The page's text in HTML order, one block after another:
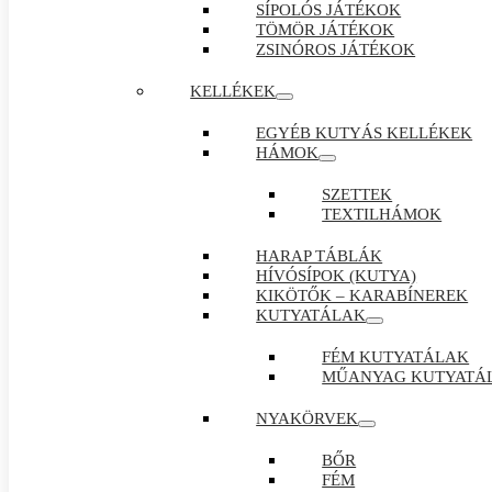
SÍPOLÓS JÁTÉKOK
TÖMÖR JÁTÉKOK
ZSINÓROS JÁTÉKOK
KELLÉKEK
EGYÉB KUTYÁS KELLÉKEK
HÁMOK
SZETTEK
TEXTILHÁMOK
HARAP TÁBLÁK
HÍVÓSÍPOK (KUTYA)
KIKÖTŐK – KARABÍNEREK
KUTYATÁLAK
FÉM KUTYATÁLAK
MŰANYAG
NYAKÖRVEK
BŐR
FÉM